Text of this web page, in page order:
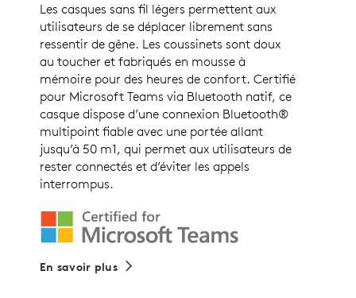
Les casques sans fil légers permettent aux
utilisateurs de se déplacer librement sans
ressentir de gêne. Les coussinets sont doux
au toucher et fabriqués en mousse à
mémoire pour des heures de confort. Certifié
pour Microsoft Teams via Bluetooth natif, ce
casque dispose d’une connexion Bluetooth®
multipoint fiable avec une portée allant
jusqu’à 50 m1, qui permet aux utilisateurs de
rester connectés et d’éviter les appels
interrompus.
En savoir plus